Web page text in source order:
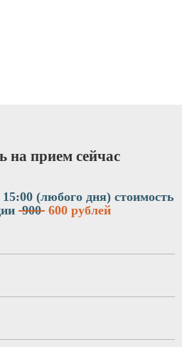
на прием сейчас
(любого дня) стоимость
900 600 рублей